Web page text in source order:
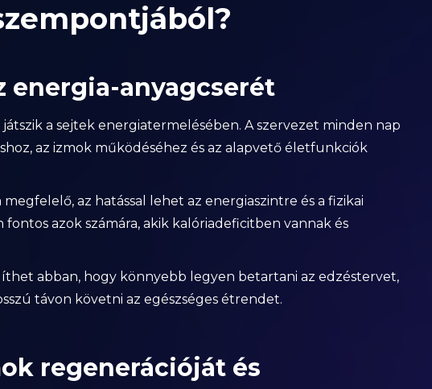
energia-anyagcserét
a sejtek energiatermelésében. A szervezet minden nap
az izmok működéséhez és az alapvető életfunkciók
az hatással lehet az energiaszintre és a fizikai
azok számára, akik kalóriadeficitben vannak és
abban, hogy könnyebb legyen betartani az edzéstervet,
távon követni az egészséges étrendet.
regenerációját és